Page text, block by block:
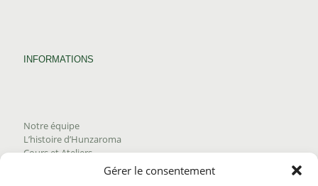
Gérer le consentement
INFORMATIONS
Notre équipe
L’histoire d’Hunzaroma
Cours et Ateliers